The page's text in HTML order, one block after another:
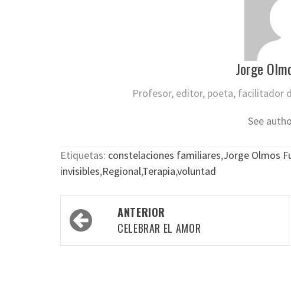
Jorge
Profesor, editor, poeta, facilitador
See
Etiquetas: constelaciones familiares,Jorge Olmos
invisibles,Regional,Terapia,voluntad
Navegación
por
ANTERIOR
CELEBRAR EL AMOR